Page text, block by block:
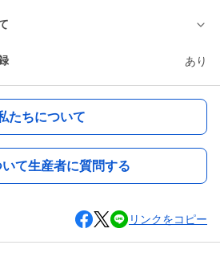
あり
たちについて
て生産者に質問する
リンクをコピー